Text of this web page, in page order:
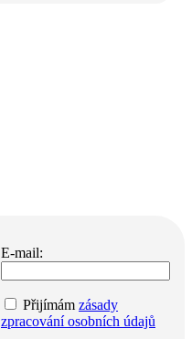
E-mail:
Přijímám zásady
zpracování osobních údajů